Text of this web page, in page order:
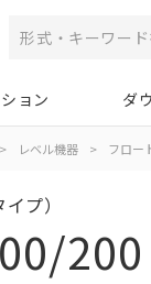
ョン ダ
> レベル機器 > フロー
プ）
200